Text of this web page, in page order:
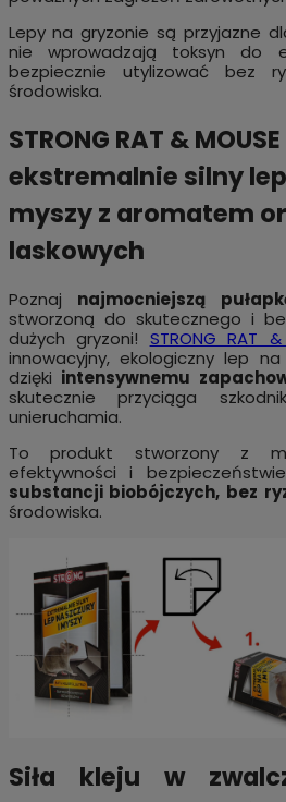
Lepy na gryzonie są przyjazne
nie wprowadzają toksyn do
bezpiecznie utylizować bez
środowiska.
STRONG RAT &
ekstremalnie silny
myszy z aromatem
laskowych
Poznaj najmocniejszą
stworzoną do skutecznego i
dużych gryzoni! STRONG RAT &
innowacyjny, ekologiczny lep
dzięki intensywnemu
skutecznie przyciąga
unieruchamia.
To produkt stworzony z
efektywności i
substancji biobójczych, bez
środowiska.
Siła kleju w